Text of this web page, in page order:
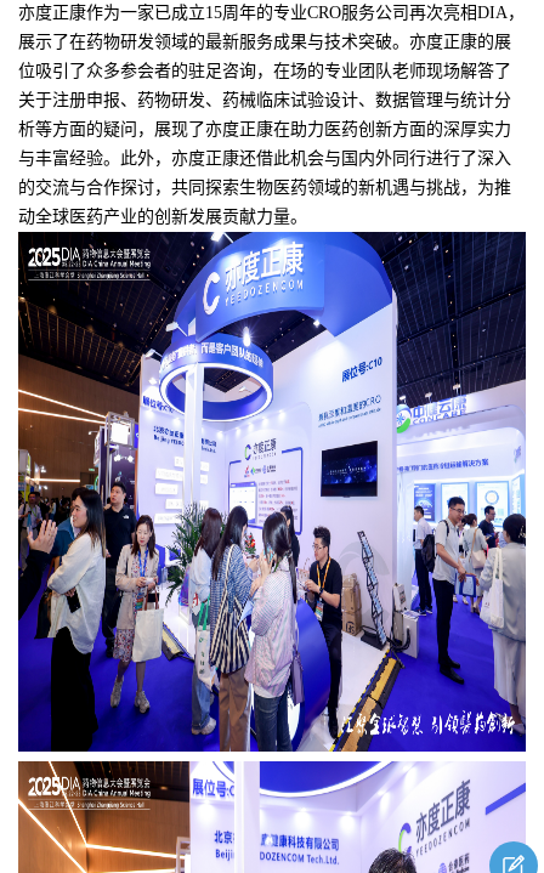
亦度正康作为一家已成立15周年的专业CRO服务公司再次亮相DIA，
展示了在药物研发领域的最新服务成果与技术突破。亦度正康的展
位吸引了众多参会者的驻足咨询，在场的专业团队老师现场解答了
关于注册申报、药物研发、药械临床试验设计、数据管理与统计分
析等方面的疑问，展现了亦度正康在助力医药创新方面的深厚实力
与丰富经验。此外，亦度正康还借此机会与国内外同行进行了深入
的交流与合作探讨，共同探索生物医药领域的新机遇与挑战，为推
动全球医药产业的创新发展贡献力量。